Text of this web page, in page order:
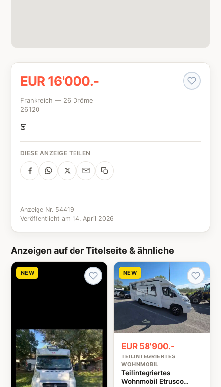
EUR 16'000.-
Frankreich — 26 Drôme
26120
⏳
DIESE ANZEIGE TEILEN
Anzeige Nr. 54419
Veröffentlicht am 14. April 2026
Anzeigen auf der Titelseite & ähnliche
NEW NEW
EUR 58'900.-
TEILINTEGRIERTES
WOHNMOBIL
Teilintegriertes
Wohnmobil Etrusco